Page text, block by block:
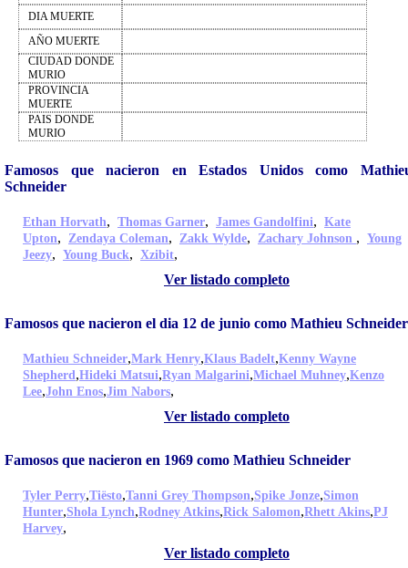
DIA MUERTE
AÑO MUERTE
CIUDAD DONDE
MURIO
PROVINCIA
MUERTE
PAIS DONDE
MURIO
Famosos que nacieron en Estados Unidos como
Schneider
Ethan Horvath, Thomas Garner, James Gandolfini, Kate
Upton, Zendaya Coleman, Zakk Wylde, Zachary Johnson , Young
Jeezy, Young Buck, Xzibit,
Ver listado completo
Famosos que nacieron el dia 12 de junio como Mathieu Schneider
Mathieu Schneider,Mark Henry,Klaus Badelt,Kenny Wayne
Shepherd,Hideki Matsui,Ryan Malgarini,Michael Muhney,Kenzo
Lee,John Enos,Jim Nabors,
Ver listado completo
Famosos que nacieron en 1969 como Mathieu Schneider
Tyler Perry,Tiësto,Tanni Grey Thompson,Spike Jonze,Simon
Hunter,Shola Lynch,Rodney Atkins,Rick Salomon,Rhett Akins,PJ
Harvey,
Ver listado completo